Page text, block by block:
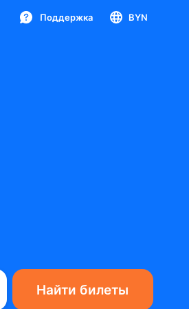
Поддержка BYN
Найти билеты